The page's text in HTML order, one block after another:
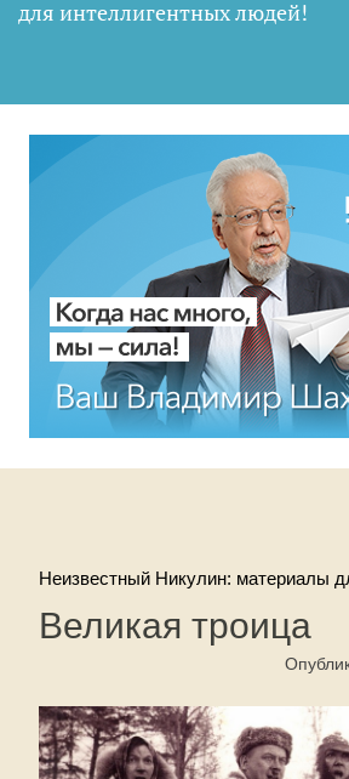
для интеллигентных людей!
Неизвестный Никулин: материалы
Великая троица